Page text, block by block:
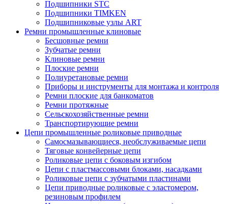
Подшипники STC
Подшипники TIMKEN
Подшипниковые узлы ART
Ремни промышленные клиновые
Бесшовные ремни
Зубчатые ремни
Клиновые ремни
Плоские ремни
Полиуретановые ремни
Приборы и инструменты для монтажа и контроля
Ремни плоские для банкоматов
Ремни протяжные
Сельскохозяйственные ремни
Транспортирующие ремни
Цепи промышленные роликовые приводные
Самосмазывающиеся, необслуживаемые цепи
Тяговые конвейерные цепи
Роликовые цепи с боковым изгибом
Цепи с пластмассовыми блоками, насадками
Роликовые цепи с зубчатыми пластинами
Цепи приводные роликовые с эластомером,
резиновым профилем